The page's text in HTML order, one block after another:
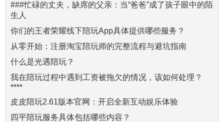
###忙碌的丈夫，缺席的父亲：当“爸爸”成了孩子眼中的陌
生人
你们的王者荣耀线下陪玩App具体提供哪些服务？
从零开始：注册淘宝陪玩师的完整流程与避坑指南
什么是光遇陪玩？
我在陪玩过程中遇到工资被拖欠的情况，该如何处理？
****
皮皮陪玩2.61版本官网：开启全新互动娱乐体验
四平陪玩服务具体包括哪些内容？